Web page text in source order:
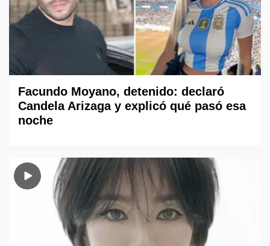
Facundo Moyano, detenido: declaró
Candela Arizaga y explicó qué pasó esa
noche